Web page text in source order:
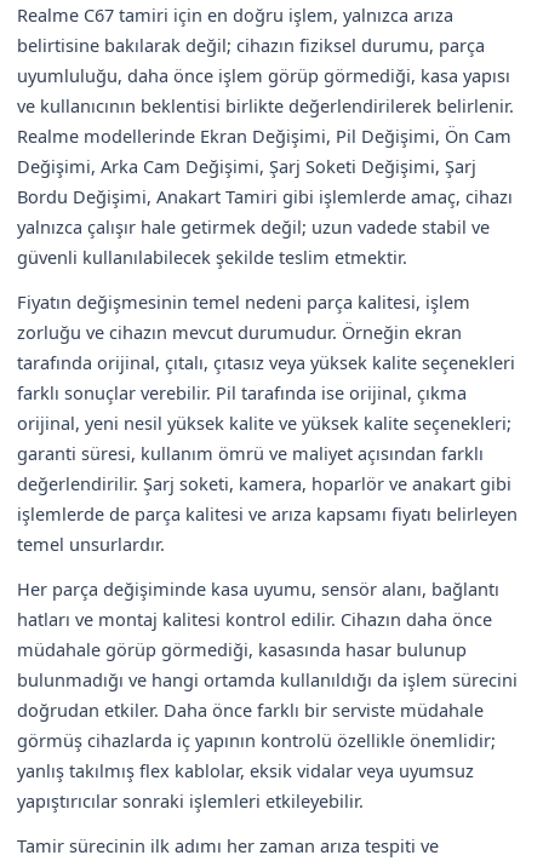
Realme C67 tamiri için en doğru işlem, yalnızca arıza
belirtisine bakılarak değil; cihazın fiziksel durumu, parça
uyumluluğu, daha önce işlem görüp görmediği, kasa yapısı
ve kullanıcının beklentisi birlikte değerlendirilerek belirlenir.
Realme modellerinde Ekran Değişimi, Pil Değişimi, Ön Cam
Değişimi, Arka Cam Değişimi, Şarj Soketi Değişimi, Şarj
Bordu Değişimi, Anakart Tamiri gibi işlemlerde amaç, cihazı
yalnızca çalışır hale getirmek değil; uzun vadede stabil ve
güvenli kullanılabilecek şekilde teslim etmektir.
Fiyatın değişmesinin temel nedeni parça kalitesi, işlem
zorluğu ve cihazın mevcut durumudur. Örneğin ekran
tarafında orijinal, çıtalı, çıtasız veya yüksek kalite seçenekleri
farklı sonuçlar verebilir. Pil tarafında ise orijinal, çıkma
orijinal, yeni nesil yüksek kalite ve yüksek kalite seçenekleri;
garanti süresi, kullanım ömrü ve maliyet açısından farklı
değerlendirilir. Şarj soketi, kamera, hoparlör ve anakart gibi
işlemlerde de parça kalitesi ve arıza kapsamı fiyatı belirleyen
temel unsurlardır.
Her parça değişiminde kasa uyumu, sensör alanı, bağlantı
hatları ve montaj kalitesi kontrol edilir. Cihazın daha önce
müdahale görüp görmediği, kasasında hasar bulunup
bulunmadığı ve hangi ortamda kullanıldığı da işlem sürecini
doğrudan etkiler. Daha önce farklı bir serviste müdahale
görmüş cihazlarda iç yapının kontrolü özellikle önemlidir;
yanlış takılmış flex kablolar, eksik vidalar veya uyumsuz
yapıştırıcılar sonraki işlemleri etkileyebilir.
Tamir sürecinin ilk adımı her zaman arıza tespiti ve